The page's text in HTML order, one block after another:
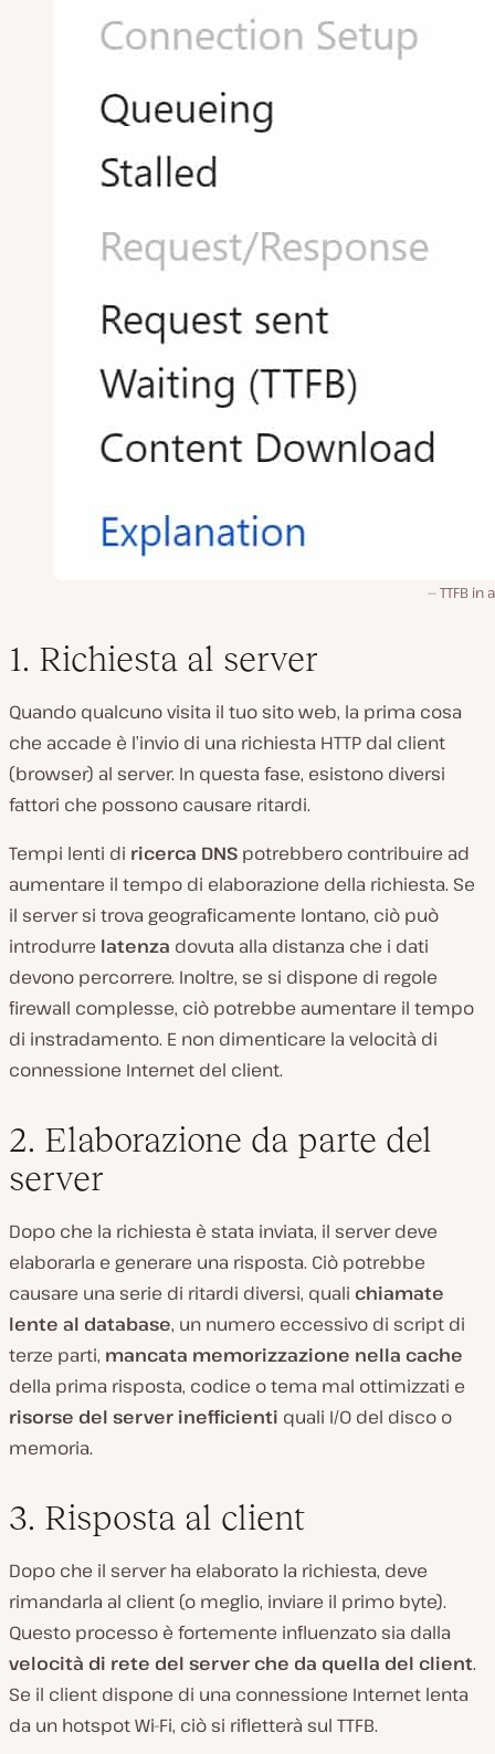
TTFB in
1. Richiesta al server
Quando qualcuno visita il tuo sito web, la prima cosa
che accade è l’invio di una richiesta HTTP dal client
(browser) al server. In questa fase, esistono diversi
fattori che possono causare ritardi.
Tempi lenti di ricerca DNS potrebbero contribuire ad
aumentare il tempo di elaborazione della richiesta. Se
il server si trova geograficamente lontano, ciò può
introdurre latenza dovuta alla distanza che i dati
devono percorrere. Inoltre, se si dispone di regole
firewall complesse, ciò potrebbe aumentare il tempo
di instradamento. E non dimenticare la velocità di
connessione Internet del client.
2. Elaborazione da parte del
server
Dopo che la richiesta è stata inviata, il server deve
elaborarla e generare una risposta. Ciò potrebbe
causare una serie di ritardi diversi, quali chiamate
lente al database, un numero eccessivo di script di
terze parti, mancata memorizzazione nella cache
della prima risposta, codice o tema mal ottimizzati e
risorse del server inefficienti quali I/O del disco o
memoria.
3. Risposta al client
Dopo che il server ha elaborato la richiesta, deve
rimandarla al client (o meglio, inviare il primo byte).
Questo processo è fortemente influenzato sia dalla
velocità di rete del server che da quella del client.
Se il client dispone di una connessione Internet lenta
da un hotspot Wi-Fi, ciò si rifletterà sul TTFB.